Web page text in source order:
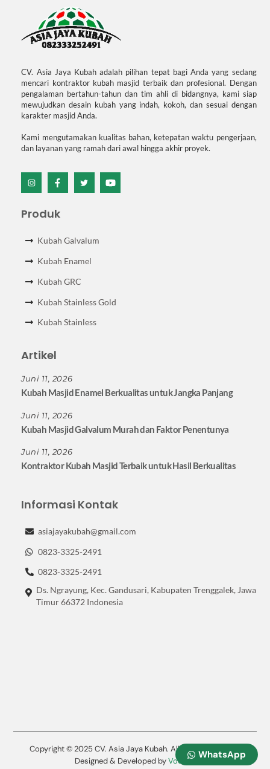
WhatsApp
CV. Asia Jaya Kubah adalah pilihan tepat bagi Anda yang sedang
mencari kontraktor kubah masjid terbaik dan profesional. Dengan
pengalaman bertahun-tahun dan tim ahli di bidangnya, kami siap
mewujudkan desain kubah yang indah, kokoh, dan sesuai dengan
karakter masjid Anda.
Kami mengutamakan kualitas bahan, ketepatan waktu pengerjaan,
dan layanan yang ramah dari awal hingga akhir proyek.
Icon
Icon
Icon
Icon
Produk
Kubah Galvalum
Kubah Enamel
Kubah GRC
Kubah Stainless Gold
Kubah Stainless
Artikel
Juni 11, 2026
Kubah Masjid Enamel Berkualitas untuk Jangka Panjang
Juni 11, 2026
Kubah Masjid Galvalum Murah dan Faktor Penentunya
Juni 11, 2026
Kontraktor Kubah Masjid Terbaik untuk Hasil Berkualitas
Informasi Kontak
asiajayakubah@gmail.com
0823-3325-2491
0823-3325-2491
Ds. Ngrayung, Kec. Gandusari, Kabupaten Trenggalek, Jawa
Timur 66372 Indonesia
Copyright © 2025 CV. Asia Jaya Kubah. All Rights Reserved.
Designed & Developed byVodeco